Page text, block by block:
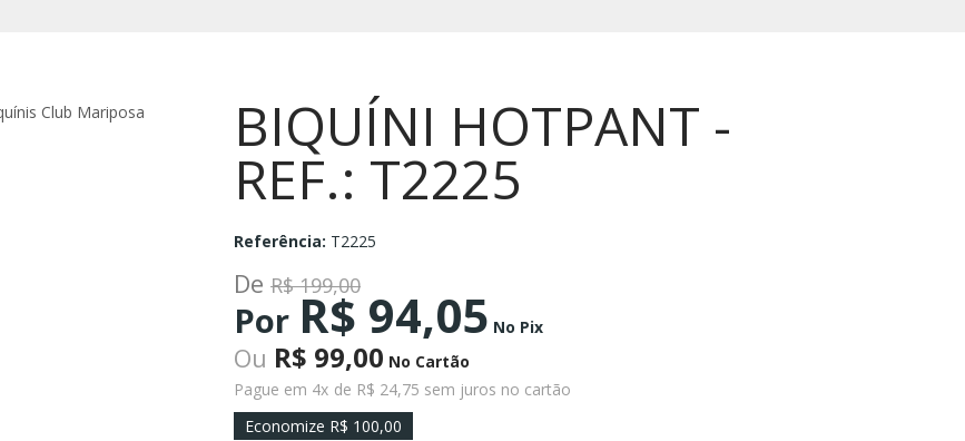
BIQUÍNI HOTPANT -
REF.: T2225
Referência: T2225
De R$ 199,00
Por R$ 94,05 No Pix
Ou R$ 99,00 No Cartão
Pague em 4x de R$ 24,75 sem juros no cartão
Economize R$ 100,00